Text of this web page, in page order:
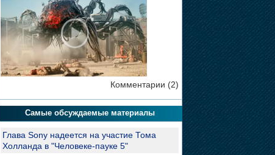
Комментарии (2)
Самые обсуждаемые материалы
Глава Sony надеется на участие Тома
Холланда в "Человеке-пауке 5"